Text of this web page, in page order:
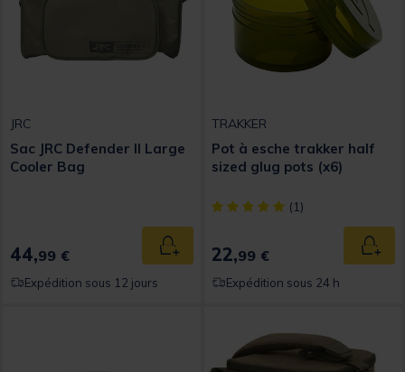
JRC
Sac JRC Defender II Large
Cooler Bag
44,99 € Ajouter au panier
Expédition sous 12 jours
TRAKKER
Pot à esche trakker half
sized glug pots (x6)
[object Object] out of 5
(1)
22,99 €
Expédition sous 24 h